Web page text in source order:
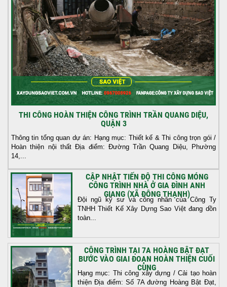
THI CÔNG HOÀN THIỆN CÔNG TRÌNH TRẦN QUANG DIỆU,
QUẬN 3
Thông tin tổng quan dự án: Hạng mục: Thiết kế & Thi công trọn gói /
Hoàn thiện nội thất Địa điểm: Đường Trần Quang Diệu, Phường
14,...
CẬP NHẬT TIẾN ĐỘ THI CÔNG MÓNG
CÔNG TRÌNH NHÀ Ở GIA ĐÌNH ANH
GIANG (XÃ ĐÔNG THẠNH)
Đội ngũ kỹ sư và công nhân của Công Ty
TNHH Thiết Kế Xây Dựng Sao Việt đang dồn
toàn...
CÔNG TRÌNH TẠI 7A HOÀNG BẬT ĐẠT
BƯỚC VÀO GIAI ĐOẠN HOÀN THIỆN CUỐI
CÙNG
Hạng mục: Thi công xây dựng / Cải tạo hoàn
thiện Địa điểm: Số 7A đường Hoàng Bật Đạt,